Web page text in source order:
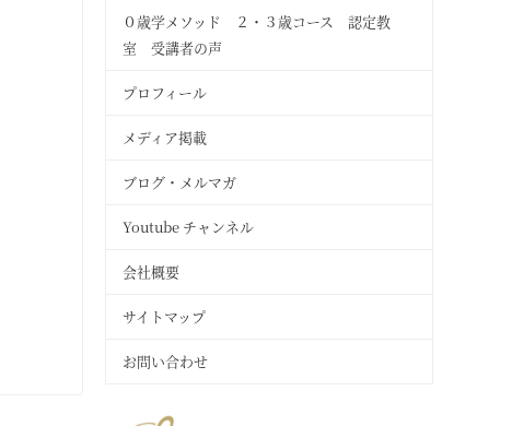
０歳学メソッド ２・３歳コース 認定教
室 受講者の声
プロフィール
メディア掲載
ブログ・メルマガ
Youtube チャンネル
会社概要
サイトマップ
お問い合わせ